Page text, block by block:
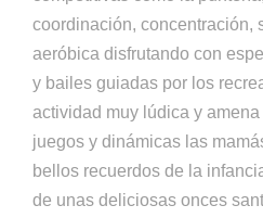
coordinación, concentración,
aeróbica disfrutando con
y bailes guiadas por los
actividad muy lúdica y
juegos y dinámicas las
bellos recuerdos de la
de unas deliciosas onces